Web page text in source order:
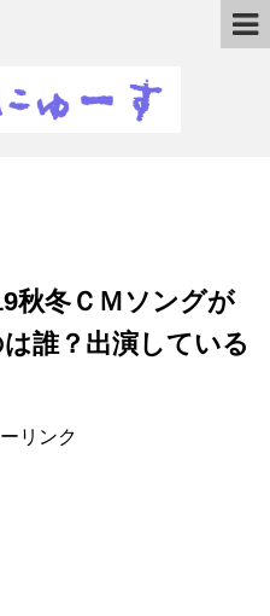
秋冬ＣＭソングが
誰？出演している
リンク